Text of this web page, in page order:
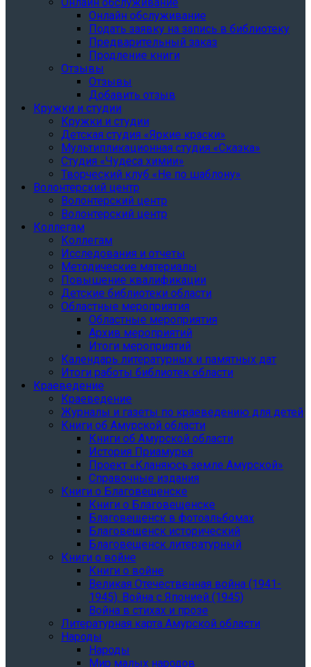
Онлайн обслуживание
Подать заявку на запись в библиотеку
Предварительный заказ
Продление книги
Отзывы
Отзывы
Добавить отзыв
Кружки и студии
Кружки и студии
Детская студия «Яркие краски»
Мультипликационная студия «Сказка»
Студия «Чудеса химии»
Творческий клуб «Не по шаблону»
Волонтерский центр
Волонтерский центр
Волонтерский центр
Коллегам
Коллегам
Исследования и отчеты
Методические материалы
Повышение квалификации
Детские библиотеки области
Областные мероприятия
Областные мероприятия
Архив мероприятий
Итоги мероприятий
Календарь литературных и памятных дат
Итоги работы библиотек области
Краеведение
Краеведение
Журналы и газеты по краеведению для детей
Книги об Амурской области
Книги об Амурской области
История Приамурья
Проект «Кланяюсь земле Амурской»
Справочные издания
Книги о Благовещенске
Книги о Благовещенске
Благовещенск в фотоальбомах
Благовещенск исторический
Благовещенск литературный
Книги о войне
Книги о войне
Великая Отечественная война (1941-
1945). Война с Японией (1945)
Война в стихах и прозе
Литературная карта Амурской области
Народы
Народы
Мир малых народов